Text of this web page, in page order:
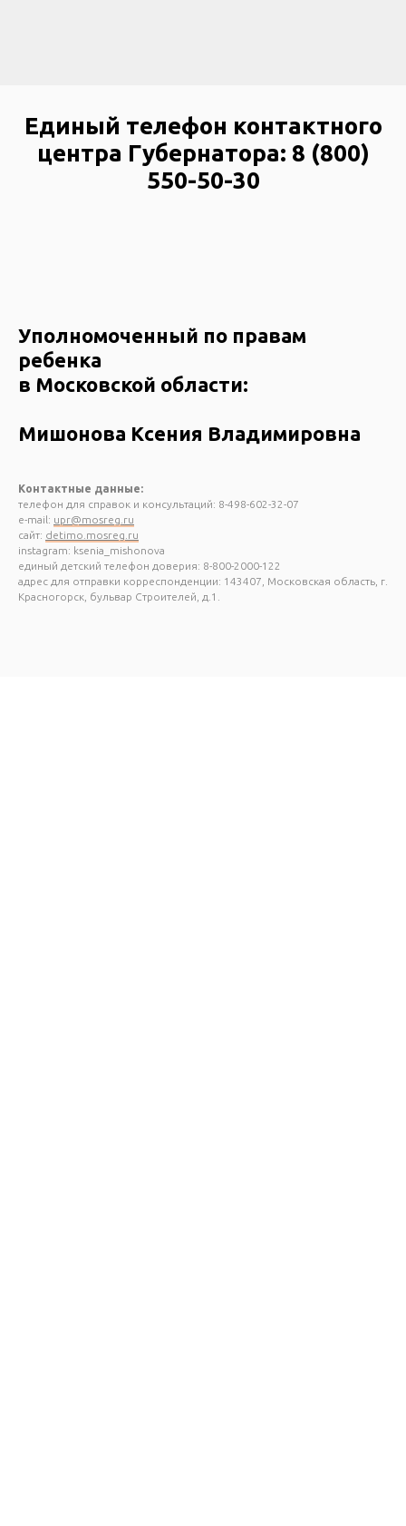
Единый телефон контактного
центра Губернатора: 8 (800)
550-50-30
Уполномоченный по правам
ребенка
в Московской области:
Мишонова Ксения Владимировна
Контактные данные:
телефон для справок и консультаций: 8-498-602-32-07
e-mail: upr@mosreg.ru
сайт: detimo.mosreg.ru
instagram: ksenia_mishonova
единый детский телефон доверия: 8-800-2000-122
адрес для отправки корреспонденции: 143407, Московская область, г.
Красногорск, бульвар Строителей, д.1.